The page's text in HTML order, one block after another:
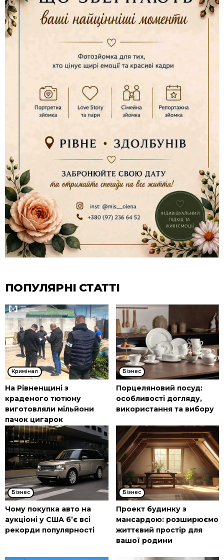
ПОПУЛЯРНІ СТАТТІ
Кримінал
На Рівненщині з
краденого тютюну
виготовляли мільйони
пачок цигарок
Бізнес
Порцеляновий посуд:
особливості догляду,
використання та вибору
Бізнес
Чому покупка авто на
аукціоні у США б’є всі
рекорди популярності
Бізнес
Проект будинку з
мансардою: розширюємо
життєвий простір для
вашої родини